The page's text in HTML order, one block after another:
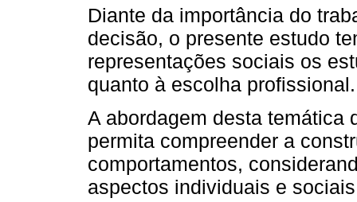
Diante da importância do
decisão, o presente estudo
representações sociais os
quanto à escolha profissional.
A abordagem desta temática
permita compreender a
comportamentos,
aspectos individuais e